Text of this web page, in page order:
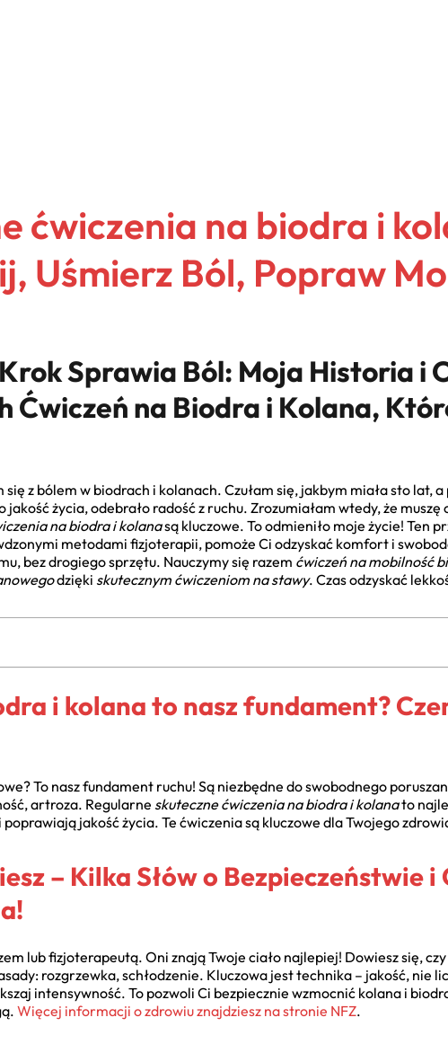
ćwiczenia na biodra i
Uśmierz Ból, Popraw
Sprawia Ból: Moja Historia i
Ćwiczeń na Biodra i Kolana,
z bólem w biodrach i kolanach. Czułam się, jakbym miała sto lat,
jakość życia, odebrało radość z ruchu. Zrozumiałam wtedy, że
na biodra i kolanasą kluczowe. To odmieniło moje życie! Ten
metodami fizjoterapii, pomoże Ci odzyskać komfort i
bez drogiego sprzętu. Nauczymy się razem ćwiczeń na mobilność
dzięki skutecznym ćwiczeniom na stawy. Czas odzyskać
i kolana to nasz fundament?
To nasz fundament ruchu! Są niezbędne do swobodnego
artroza. Regularne skuteczne ćwiczenia na biodra i kolanato
jakość życia. Te ćwiczenia są kluczowe dla Twojego
– Kilka Słów o Bezpieczeństwie
lub fizjoterapeutą. Oni znają Twoje ciało najlepiej! Dowiesz się,
rozgrzewka, schłodzenie. Kluczowa jest technika – jakość, nie
intensywność. To pozwoli Ci bezpiecznie wzmocnić kolana i
Więcej informacji o zdrowiu znajdziesz na stronie NFZ.